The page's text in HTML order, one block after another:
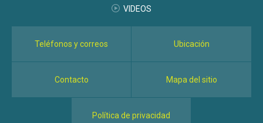
VIDEOS
Teléfonos y correos Ubicación
Contacto Mapa del sitio
Política de privacidad